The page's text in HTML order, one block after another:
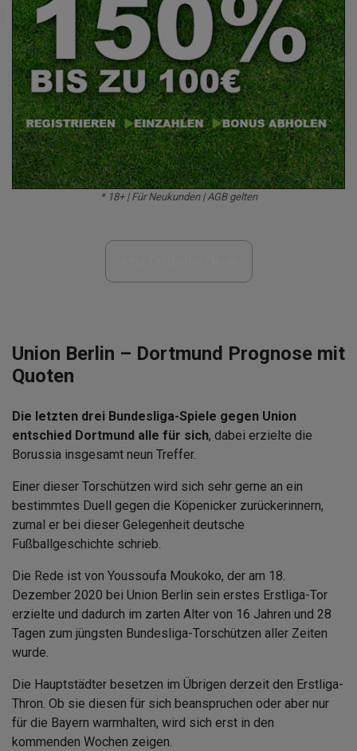
* 18+ | Für Neukunden | AGB gelten
Union Berlin – Dortmund Prognose mit
Quoten
Die letzten drei Bundesliga-Spiele gegen Union
entschied Dortmund alle für sich, dabei erzielte die
Borussia insgesamt neun Treffer.
Einer dieser Torschützen wird sich sehr gerne an ein
bestimmtes Duell gegen die Köpenicker zurückerinnern,
zumal er bei dieser Gelegenheit deutsche
Fußballgeschichte schrieb.
Die Rede ist von Youssoufa Moukoko, der am 18.
Dezember 2020 bei Union Berlin sein erstes Erstliga-Tor
erzielte und dadurch im zarten Alter von 16 Jahren und 28
Tagen zum jüngsten Bundesliga-Torschützen aller Zeiten
wurde.
Die Hauptstädter besetzen im Übrigen derzeit den Erstliga-
Thron. Ob sie diesen für sich beanspruchen oder aber nur
für die Bayern warmhalten, wird sich erst in den
kommenden Wochen zeigen.